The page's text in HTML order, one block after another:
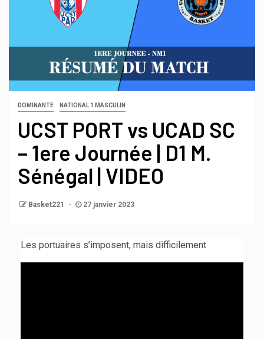
DOMINANTE NATIONAL 1 MASCULIN
UCST PORT vs UCAD SC
– 1ere Journée | D1 M.
Sénégal | VIDEO
Basket221 27 janvier 2023
Les portuaires s’imposent, mais difficilement